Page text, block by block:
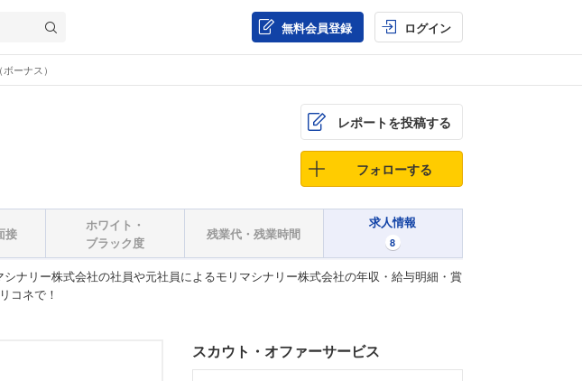
無料会員登録 ログイン
ーナス）
レポートを投稿する
フォローする
接
ホワイト・
ブラック度
残業代・残業時間
求人情報
8
ナリー株式会社の社員や元社員によるモリマシナリー株式会社の年収・給与明細・賞
コネで！
スカウト・オファーサービス